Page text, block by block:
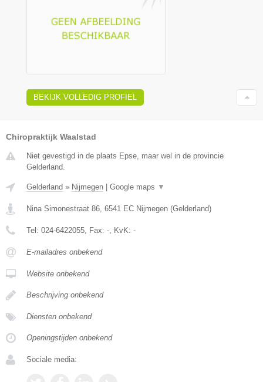
BEKIJK VOLLEDIG PROFIEL
Chiropraktijk Waalstad
Niet gevestigd in de plaats Epse, maar wel in de provincie
Gelderland.
Gelderland » Nijmegen Google maps ▼
Nina Simonestraat 86 6541 EC Nijmegen (Gelderland)
Tel: 024-6422055 , Fax: - , KvK: -
E-mailadres onbekend
Website onbekend
Beschrijving onbekend
Diensten onbekend
Openingstijden onbekend
Sociale media: